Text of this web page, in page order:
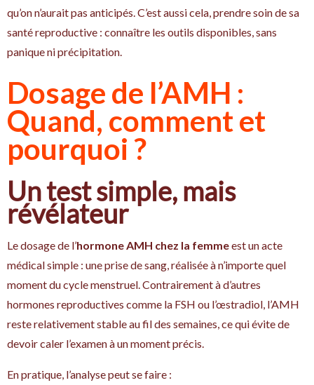
qu’on n’aurait pas anticipés. C’est aussi cela, prendre soin de sa
santé reproductive : connaître les outils disponibles, sans
panique ni précipitation.
Dosage de l’AMH :
Quand, comment et
pourquoi ?
Un test simple, mais
révélateur
Le dosage de l’hormone AMH chez la femmeest un acte
médical simple : une prise de sang, réalisée à n’importe quel
moment du cycle menstruel. Contrairement à d’autres
hormones reproductives comme la FSH ou l’œstradiol, l’AMH
reste relativement stable au fil des semaines, ce qui évite de
devoir caler l’examen à un moment précis.
En pratique, l’analyse peut se faire :